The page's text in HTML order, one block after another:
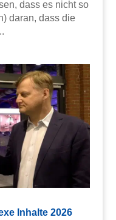
dass es nicht so
daran, dass die
Inhalte 2026